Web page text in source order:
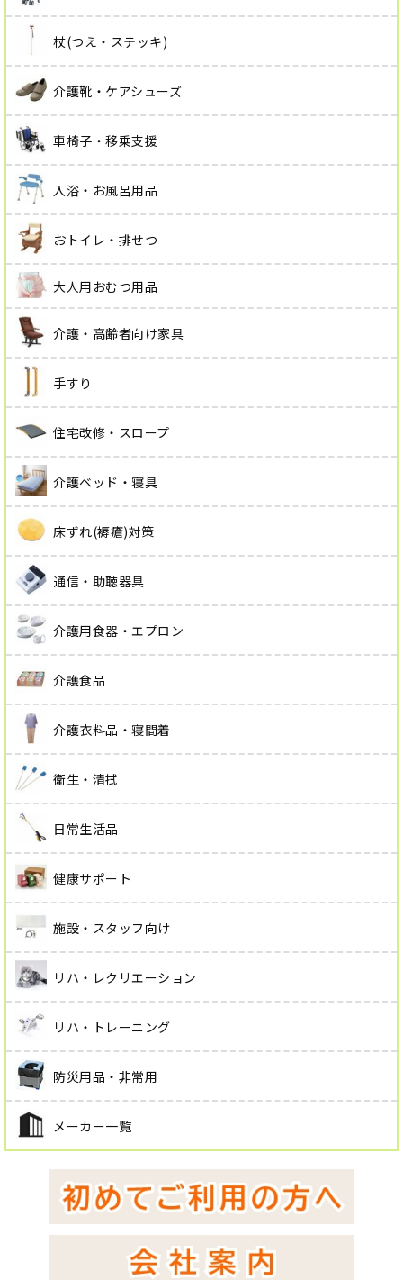
杖(つえ・ステッキ)
介護靴・ケアシューズ
車椅子・移乗支援
入浴・お風呂用品
おトイレ・排せつ
大人用おむつ用品
介護・高齢者向け家具
手すり
住宅改修・スロープ
介護ベッド・寝具
床ずれ(褥瘡)対策
通信・助聴器具
介護用食器・エプロン
介護食品
介護衣料品・寝間着
衛生・清拭
日常生活品
健康サポート
施設・スタッフ向け
リハ・レクリエーション
リハ・トレーニング
防災用品・非常用
メーカー一覧